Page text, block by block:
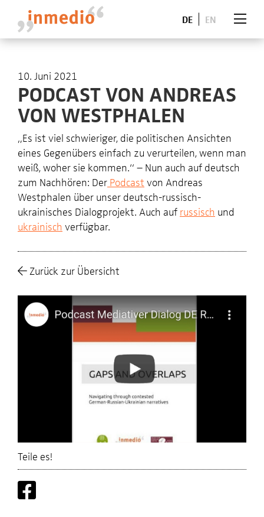
DE EN
10. Juni 2021
PODCAST VON ANDREAS
VON WESTPHALEN
„Es ist viel schwieriger, die politischen Ansichten
eines Gegenübers einfach zu verurteilen, wenn man
weiß, woher sie kommen.“ – Nun auch auf deutsch
zum Nachhören: Der Podcast von Andreas
Westphalen über unser deutsch-russisch-
ukrainisches Dialogprojekt. Auch auf russisch und
ukrainisch verfügbar.
Zurück zur Übersicht
Teile es!